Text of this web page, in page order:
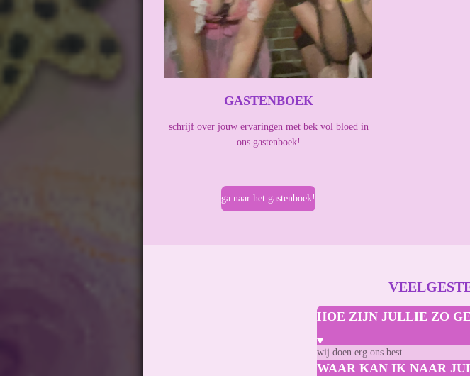
GASTENBOEK
schrijf over jouw ervaringen met bek vol bloed in
ons gastenboek!
ga naar het gastenboek!
HOE ZIJN JULLIE ZO
wij doen erg ons best.
WAAR KAN IK NAAR